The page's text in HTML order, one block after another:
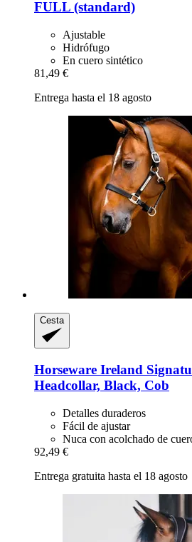
FULL (standard)
Ajustable
Hidrófugo
En cuero sintético
81,49 €
Entrega hasta el 18 agosto
Cesta
Horseware Ireland
Headcollar, Black, Cob
Detalles duraderos
Fácil de ajustar
Nuca con acolchado de
92,49 €
Entrega gratuita hasta el 18 agosto